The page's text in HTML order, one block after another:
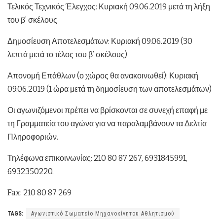
Τελικός Τεχνικός Έλεγχος: Κυριακή 09.06.2019 μετά τη λήξη
του β’ σκέλους
Δημοσίευση Αποτελεσμάτων: Κυριακή 09.06.2019 (30
λεπτά μετά το τέλος του β’ σκέλους)
Απονομή Επάθλων (ο χώρος θα ανακοινωθεί): Κυριακή
09.06.2019 (1 ώρα μετά τη δημοσίευση των αποτελεσμάτων)
Οι αγωνιζόμενοι πρέπει να βρίσκονται σε συνεχή επαφή με
τη Γραμματεία του αγώνα για να παραλαμβάνουν τα Δελτία
Πληροφοριών.
Τηλέφωνα επικοινωνίας: 210 80 87 267, 6931845991,
6932350220.
Fax: 210 80 87 269
TAGS: Αγωνιστικό Σωματείο Μηχανοκίνητου Αθλητισμού